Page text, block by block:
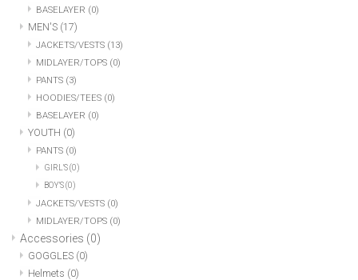
BASELAYER (0)
MEN'S (17)
JACKETS/VESTS (13)
MIDLAYER/TOPS (0)
PANTS (3)
HOODIES/TEES (0)
BASELAYER (0)
YOUTH (0)
PANTS (0)
GIRL'S(0)
BOY'S(0)
JACKETS/VESTS (0)
MIDLAYER/TOPS (0)
Accessories (0)
GOGGLES (0)
Helmets (0)